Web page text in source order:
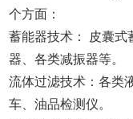
个方面：
蓄能器技术： 皮囊式
器、各类减振器等。
流体过滤技术：各类
车、油品检测仪。